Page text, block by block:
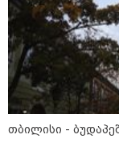
თბილისი -